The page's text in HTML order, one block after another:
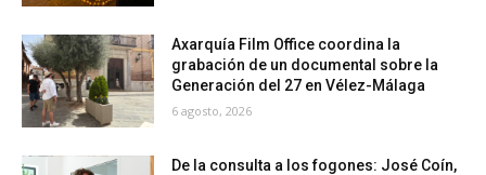
Axarquía Film Office coordina la
grabación de un documental sobre la
Generación del 27 en Vélez-Málaga
6 agosto, 2026
De la consulta a los fogones: José Coín,